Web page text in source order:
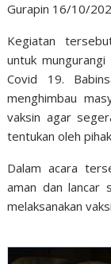
Gurapin 16/10/
Kegiatan
untuk
Covid 19.
menghimbau
vaksin agar
tentukan oleh
Dalam acara
aman dan lancar
melaksanakan